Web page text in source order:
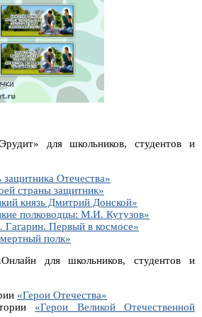
для школьников, студентов и
защитника Отечества»
страны защитник»
князь Дмитрий Донской»
полководцы: М.И. Кутузов»
Первый в космосе»
полк»
для школьников, студентов и
«Герои Отечества»
«Герои Великой Отечественной